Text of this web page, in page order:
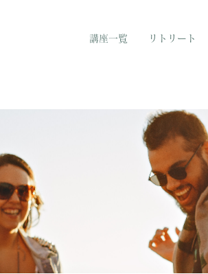
講座一覧 リトリート